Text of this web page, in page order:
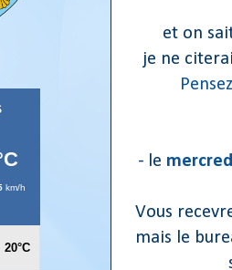
et on
je ne
- le
Vous
mais le